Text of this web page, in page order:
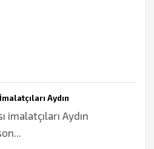
Aydın
imalatçıları Aydın